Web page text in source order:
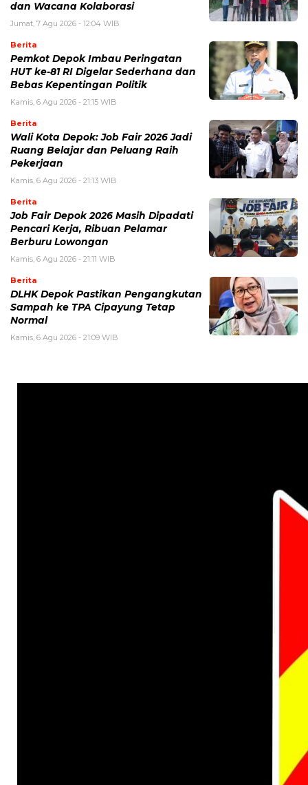
dan Wacana Kolaborasi
Jumat, 7 Agu 2026 - 12:04 WIB
Berita
Pemkot Depok Imbau Peringatan
HUT ke-81 RI Digelar Sederhana dan
Bebas Kepentingan Politik
Kamis, 6 Agu 2026 - 21:15 WIB
Berita
Wali Kota Depok: Job Fair 2026 Jadi
Ruang Belajar dan Peluang Raih
Pekerjaan
Kamis, 6 Agu 2026 - 21:13 WIB
Berita
Job Fair Depok 2026 Masih Dipadati
Pencari Kerja, Ribuan Pelamar
Berburu Lowongan
Kamis, 6 Agu 2026 - 21:11 WIB
Berita
DLHK Depok Pastikan Pengangkutan
Sampah ke TPA Cipayung Tetap
Normal
Kamis, 6 Agu 2026 - 21:09 WIB